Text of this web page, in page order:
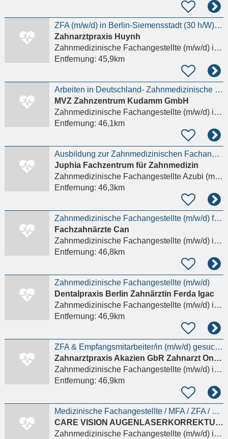
ZFA (m/w/d) in Berlin-Siemensstadt (30 h/W) Details anzeigen
Zahnarztpraxis Huynh
Zahnmedizinische Fachangestellte (m/w/d)in Berlin
Entfernung: 45,9km
Arbeiten in Deutschland- Zahnmedizinische Fachangestellte (ZFA) (m/w/d)
MVZ Zahnzentrum Kudamm GmbH
Zahnmedizinische Fachangestellte (m/w/d)in Berlin
Entfernung: 46,1km
Ausbildung zur Zahnmedizinischen Fachangestellten// ZFA (m/w/d)
Juphia Fachzentrum für Zahnmedizin
Zahnmedizinische Fachangestellte Azubi (m/w/d)
Entfernung: 46,3km
Zahnmedizinische Fachangestellte (m/w/d) für KFO
Fachzahnärzte Can
Zahnmedizinische Fachangestellte (m/w/d)in Berlin
Entfernung: 46,8km
Zahnmedizinische Fachangestellte (m/w/d)
Dentalpraxis Berlin Zahnärztin Ferda Igac
Zahnmedizinische Fachangestellte (m/w/d)in Berlin
Entfernung: 46,9km
ZFA & Empfangsmitarbeiter/in (m/w/d) gesucht – Schöneberg Details anzeigen
Zahnarztpraxis Akazien GbR Zahnarzt Onur Karakas & Oralchirurgin Dr. Ilsu Berberoglu
Zahnmedizinische Fachangestellte (m/w/d)in Berlin, Schöneberg
Entfernung: 46,9km
Medizinische Fachangestellte / MFA / ZFA / GuK / OTA / Kr.-Schw. / AP (m/w/d) Berlin
CARE VISION AUGENLASERKORREKTUREN
Zahnmedizinische Fachangestellte (m/w/d)in Berlin